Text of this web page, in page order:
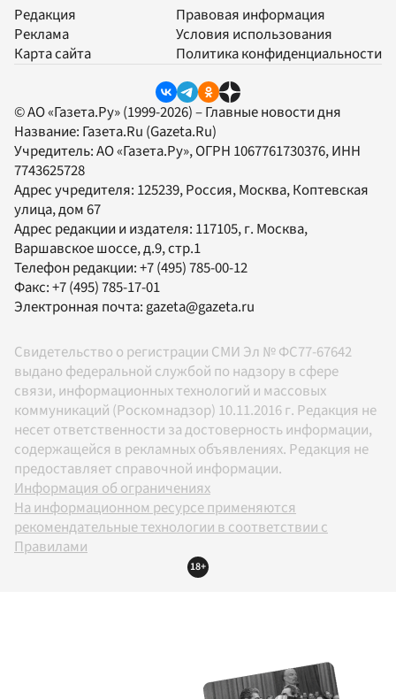
Редакция
Реклама
Карта сайта
Правовая информация
Условия использования
Политика конфиденциальности
© АО «Газета.Ру» (1999-2026) – Главные новости дня
Название: Газета.Ru (Gazeta.Ru)
Учредитель:АО «Газета.Ру», ОГРН 1067761730376, ИНН
7743625728
Адрес учредителя: 125239, Россия, Москва, Коптевская
улица, дом 67
Адрес редакции и издателя: 117105, г. Москва,
Варшавское шоссе, д.9, стр.1
Телефон редакции:+7 (495) 785-00-12
Факс:+7 (495) 785-17-01
Электронная почта:gazeta@gazeta.ru
Свидетельство о регистрации СМИ Эл № ФС77-67642
выдано федеральной службой по надзору в сфере
связи, информационных технологий и массовых
коммуникаций (Роскомнадзор) 10.11.2016 г. Редакция не
несет ответственности за достоверность информации,
содержащейся в рекламных объявлениях. Редакция не
предоставляет справочной информации.
Информация об ограничениях
На информационном ресурсе применяются
рекомендательные технологии в соответствии с
Правилами
18+